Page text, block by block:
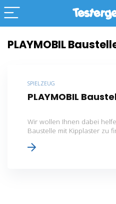
PLAYMOBIL
SPIELZEUG
PLAYMOBIL
Wir wollen Ihnen dabei
Baustelle mit Kipplaster zu